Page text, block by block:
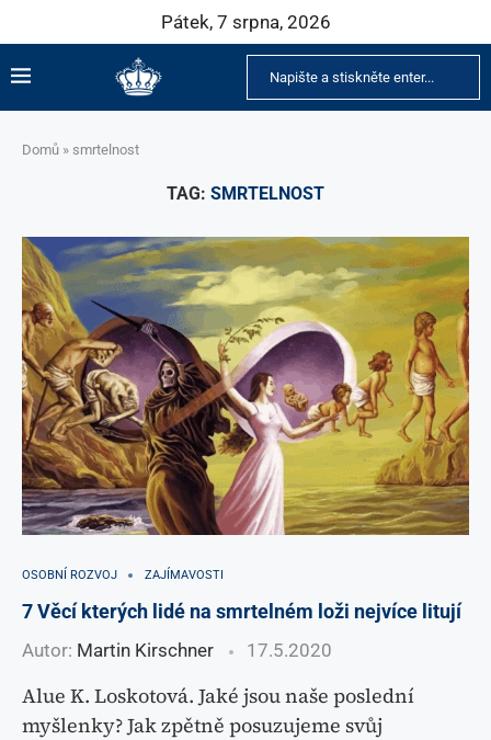
Pátek, 7 srpna, 2026
Domů » smrtelnost
TAG: SMRTELNOST
OSOBNÍ ROZVOJ ZAJÍMAVOSTI
7 Věcí kterých lidé na smrtelném loži nejvíce litují
Autor: Martin Kirschner 17.5.2020
Alue K. Loskotová. Jaké jsou naše poslední
myšlenky? Jak zpětně posuzujeme svůj